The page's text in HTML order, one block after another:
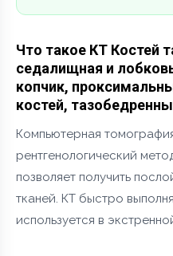
Что такое КТ Костей
седалищная и
копчик,
костей,
Компьютерная
рентгенологический
позволяет получить
тканей. КТ быстро
используется в